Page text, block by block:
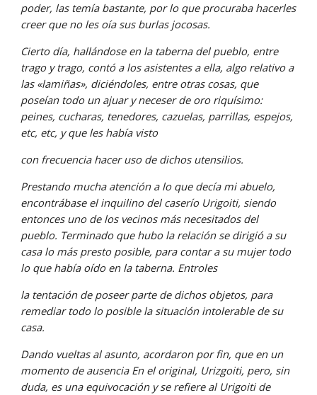
poder, las temía bastante, por lo que procuraba hacerles
creer que no les oía sus burlas jocosas.
Cierto día, hallándose en la taberna del pueblo, entre
trago y trago, contó a los asistentes a ella, algo relativo a
las «lamiñas», diciéndoles, entre otras cosas, que
poseían todo un ajuar y neceser de oro riquísimo:
peines, cucharas, tenedores, cazuelas, parrillas, espejos,
etc, etc, y que les había visto
con frecuencia hacer uso de dichos utensilios.
Prestando mucha atención a lo que decía mi abuelo,
encontrábase el inquilino del caserío Urigoiti, siendo
entonces uno de los vecinos más necesitados del
pueblo. Terminado que hubo la relación se dirigió a su
casa lo más presto posible, para contar a su mujer todo
lo que había oído en la taberna. Entroles
la tentación de poseer parte de dichos objetos, para
remediar todo lo posible la situación intolerable de su
casa.
Dando vueltas al asunto, acordaron por fin, que en un
momento de ausencia En el original, Urizgoiti, pero, sin
duda, es una equivocación y se refiere al Urigoiti de